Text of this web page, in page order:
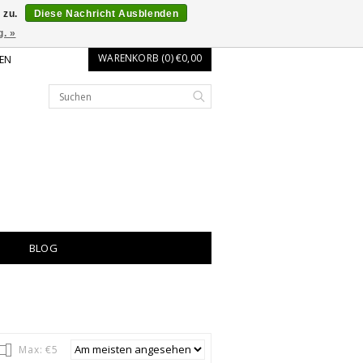
WARENKORB (0) €0,00
BLOG
Max: €5
zu.
Diese Nachricht Ausblenden
»